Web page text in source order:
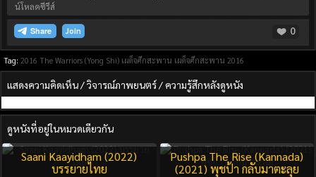
น์โหลดซีรีส์
Join 0
Tag: 2016 The Warriors (Yong Shi) เผด็จศึกสะพาน เผด็จศึกสะพาน 2016
แสดงความคิดเห็น / วิจารณ์ภาพยนตร์ / ความรู้สึกหลังดูหนัง
ดูหนังที่อยู่ในหมวดเดียวกัน
Saani Kaayidham (2022)
บรรยายไทย
Pushpa The Rise (Kannada)
(2021) พุชป้า กลับมาตะลุย